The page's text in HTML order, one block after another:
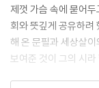
제껏 가슴 속에 묻어
회와 뜻깊게 공유하려
해 온 문필과 세상살
보여준 것이 그의 시라